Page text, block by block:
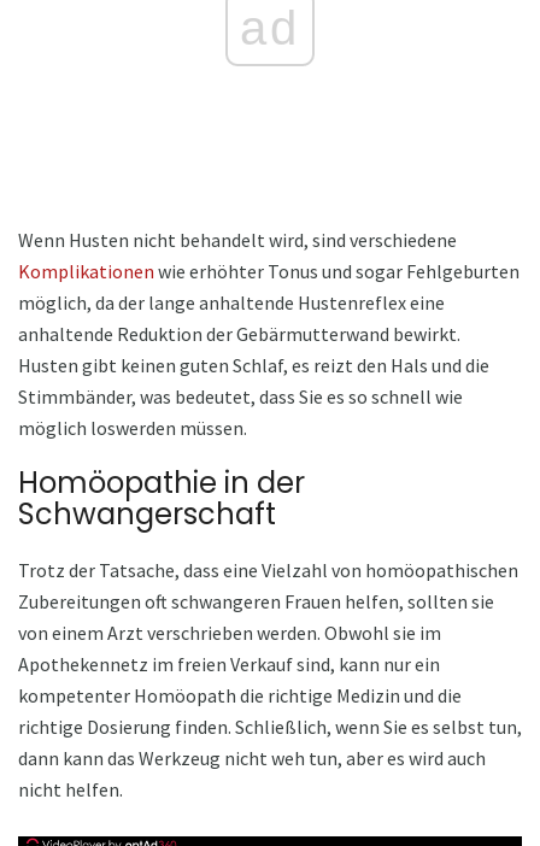
ad
Wenn Husten nicht behandelt wird, sind verschiedene
Komplikationen wie erhöhter Tonus und sogar Fehlgeburten
möglich, da der lange anhaltende Hustenreflex eine
anhaltende Reduktion der Gebärmutterwand bewirkt.
Husten gibt keinen guten Schlaf, es reizt den Hals und die
Stimmbänder, was bedeutet, dass Sie es so schnell wie
möglich loswerden müssen.
Homöopathie in der
Schwangerschaft
Trotz der Tatsache, dass eine Vielzahl von homöopathischen
Zubereitungen oft schwangeren Frauen helfen, sollten sie
von einem Arzt verschrieben werden. Obwohl sie im
Apothekennetz im freien Verkauf sind, kann nur ein
kompetenter Homöopath die richtige Medizin und die
richtige Dosierung finden. Schließlich, wenn Sie es selbst tun,
dann kann das Werkzeug nicht weh tun, aber es wird auch
nicht helfen.